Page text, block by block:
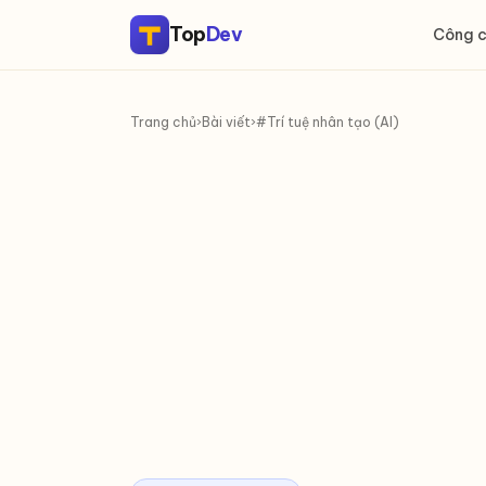
TopDev Công
Trang chủ› Bài viết›#Trí tuệ nhân tạo (AI)